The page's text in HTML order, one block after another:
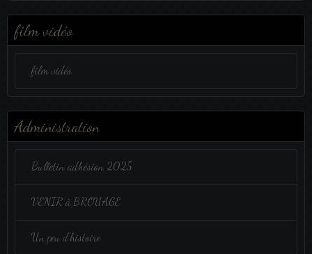
film vidéo
film vidéo
Administration
Bulletin adhésion 2025
VENIR à BROUAGE
Un peu d'histoire
depliant-bec-passion-2023-verso-ok-1.jpg